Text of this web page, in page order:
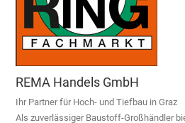
REMA Handels GmbH
Ihr Partner für Hoch- und Tiefbau in Graz
Als zuverlässiger Baustoff-Großhändler